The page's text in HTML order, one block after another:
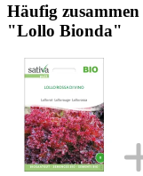
Häufig
"Lollo Bionda"